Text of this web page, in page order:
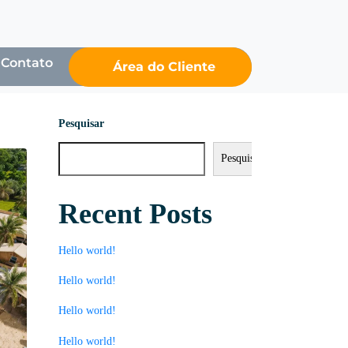
Contato Área do Cliente
Pesquisar
Pesquisar
Recent Posts
Hello world!
Hello world!
Hello world!
Hello world!